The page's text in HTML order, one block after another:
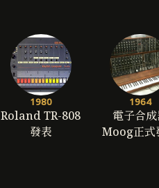
1980
Roland TR-808
發表
1964
電子合
Moog正式